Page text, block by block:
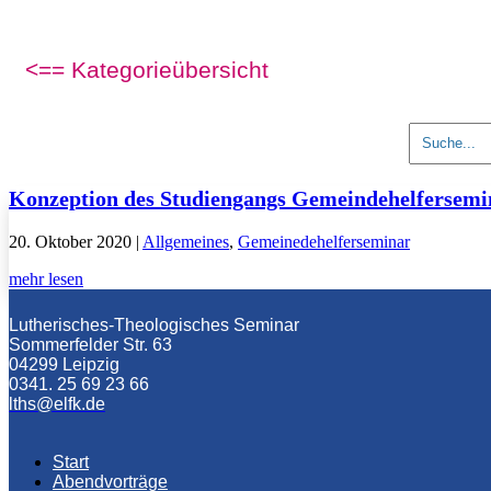
<== Kategorieübersicht
nach:
Konzeption des Studiengangs
20. Oktober 2020 | Allgemeines, Gemeinedehelferseminar
mehr lesen
Lutherisches-Theologisches Seminar
Sommerfelder Str. 63
04299 Leipzig
0341. 25 69 23 66
lths@elfk.de
Start
Abendvorträge